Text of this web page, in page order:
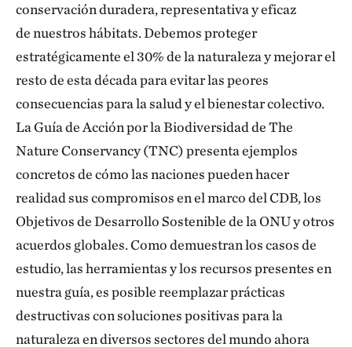
conservación duradera, representativa y eficaz
de nuestros hábitats. Debemos proteger
estratégicamente el 30% de la naturaleza y mejorar el
resto de esta década para evitar las peores
consecuencias para la salud y el bienestar colectivo.
La Guía de Acción por la Biodiversidad de The
Nature Conservancy (TNC) presenta ejemplos
concretos de cómo las naciones pueden hacer
realidad sus compromisos en el marco del CDB, los
Objetivos de Desarrollo Sostenible de la ONU y otros
acuerdos globales. Como demuestran los casos de
estudio, las herramientas y los recursos presentes en
nuestra guía, es posible reemplazar prácticas
destructivas con soluciones positivas para la
naturaleza en diversos sectores del mundo ahora